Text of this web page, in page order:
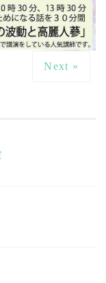
Next »